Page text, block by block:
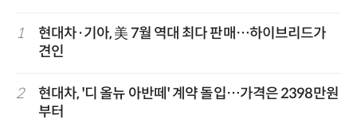
1
현대차·기아, 美 7월 역대 최다 판매…하이브리드가
견인
2
현대차, '디 올뉴 아반떼' 계약 돌입…가격은 2398만원
부터